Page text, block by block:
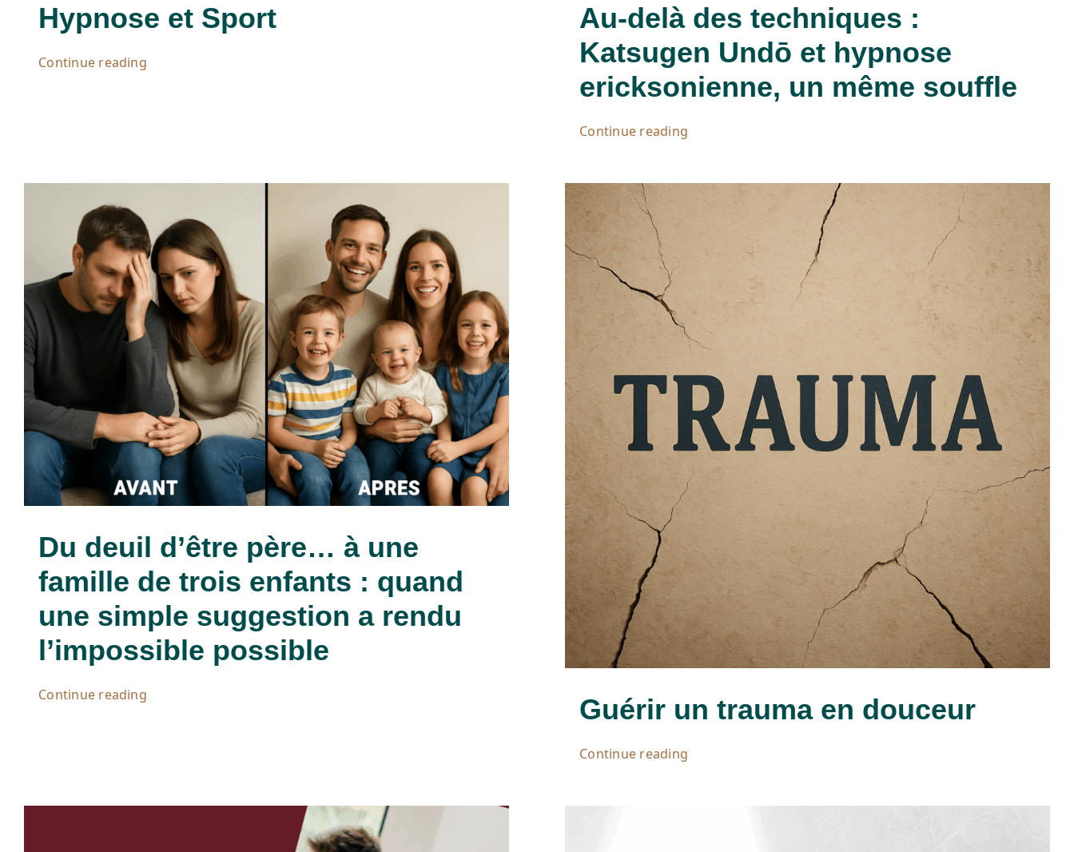
Hypnose et Sport
Continue reading
Au-delà des techniques :
Katsugen Undō et hypnose
ericksonienne, un même souffle
Continue reading
Du deuil d’être père… à une
famille de trois enfants : quand
une simple suggestion a rendu
l’impossible possible
Continue reading Guérir un trauma en douceur
Continue reading